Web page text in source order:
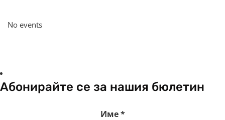
No events
Абонирайте се за нашия бюлетин
Име*